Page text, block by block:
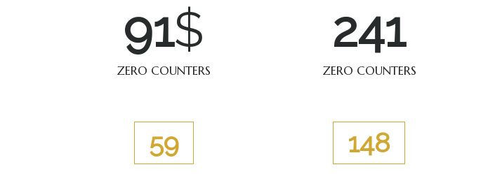
120$
ZERO COUNTERS
317
ZERO COUNTERS
77 194